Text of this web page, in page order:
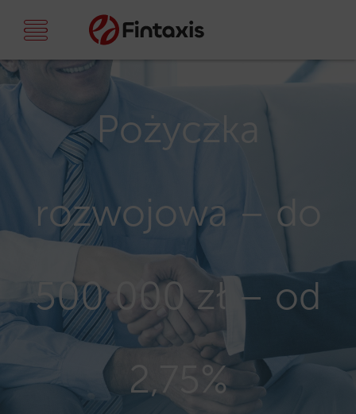
Pożyczka
rozwojowa – do
500 000 zł – od
2,75%